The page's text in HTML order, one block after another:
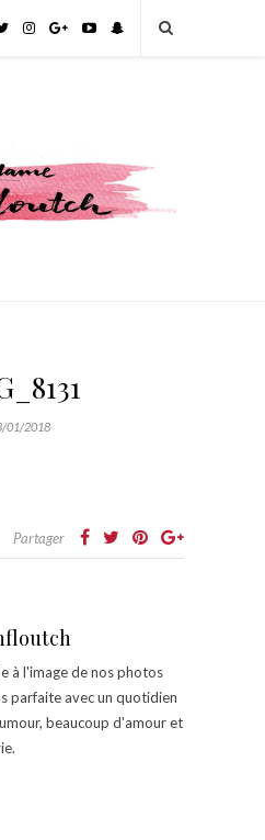
01/2018
Partager
à l'image de nos photos
parfaite avec un quotidien
beaucoup d'amour et